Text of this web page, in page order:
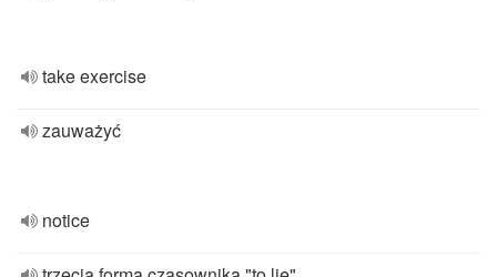
take exercise
zauważyć
notice